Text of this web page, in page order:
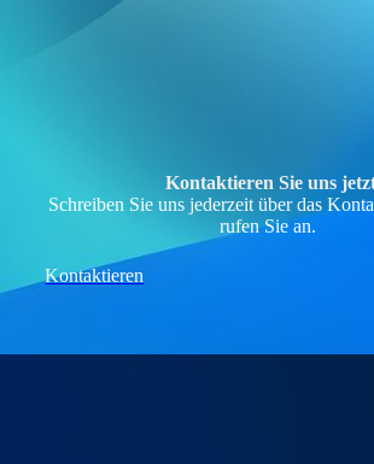
Kontaktieren Sie uns
Schreiben Sie uns jederzeit über das
rufen Sie an.
Kontaktieren